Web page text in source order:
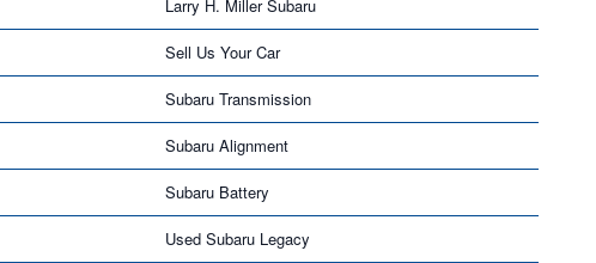
Larry H. Miller Subaru
Sell Us Your Car
Subaru Transmission
Subaru Alignment
Subaru Battery
Used Subaru Legacy